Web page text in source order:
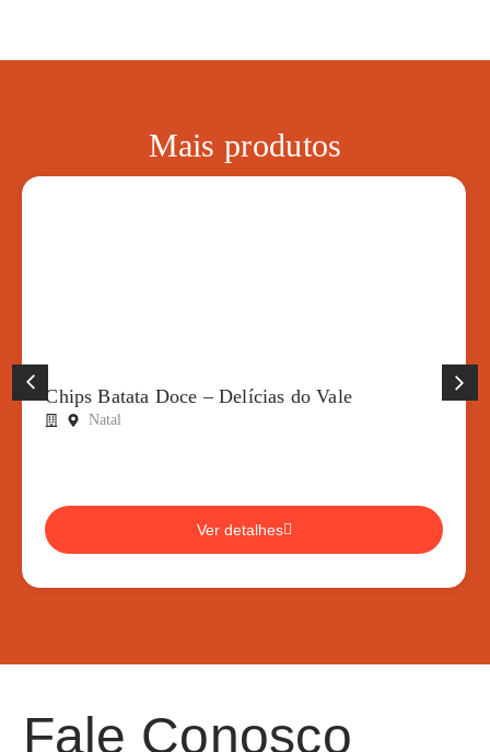
Mais produtos
Chips Batata Doce – Delícias do Vale
Natal
Ver detalhes
Fale Conosco